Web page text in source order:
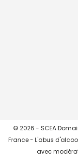
© 2026 - SCEA
France - L'abus
avec